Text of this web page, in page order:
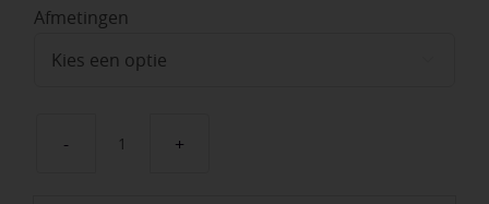
Afmetingen
Vida